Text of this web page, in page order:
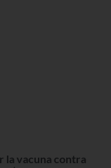
la vacuna contra